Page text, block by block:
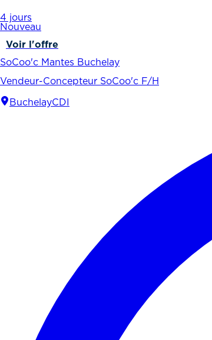
4 jours
Nouveau
Voir l'offre
SoCoo'c Mantes Buchelay
Vendeur-Concepteur SoCoo'c F/H
BuchelayCDI